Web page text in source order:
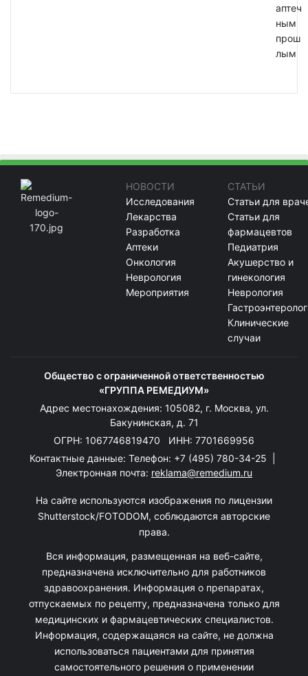
аптеч
ным
прош
лым
НОВОСТИ
Исследования
Лекарства
Разработка
Аптеки
Онкология
Неврология
Мероприятия
СТАТЬИ
Статьи для
Статьи для
фармацевтов
Педиатрия
Акушерство и
гинекология
Неврология
Клинические
случаи
Общество с ограниченной ответственностью
«ГРУППА РЕМЕДИУМ»
Адрес местонахождения: 105082, г. Москва, ул.
Бакунинская, д. 71
ОГРН: 1067746819470 ИНН: 7701669956
Контактные данные: Телефон: +7 (495) 780-34-25
Электронная почта: reklama@remedium.ru
На сайте используются изображения по лицензии
Shutterstock/FOTODOM, соблюдаются авторские
права.
Вся информация, размещенная на веб-сайте,
предназначена исключительно для работников
здравоохранения. Информация о препаратах,
отпускаемых по рецепту, предназначена только для
медицинских и фармацевтических специалистов.
Информация, содержащаяся на сайте, не должна
использоваться пациентами для принятия
самостоятельного решения о применении